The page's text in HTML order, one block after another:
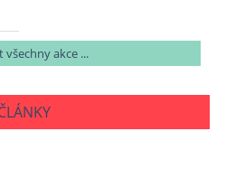
všechny akce ...